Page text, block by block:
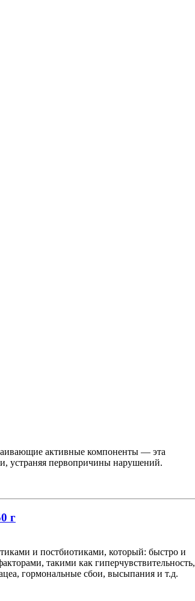
активные компоненты — эта
устраняя первопричины нарушений.
г
и постбиотиками, который: быстро и
такими как гиперчувствительность,
гормональные сбои, высыпания и т.д.